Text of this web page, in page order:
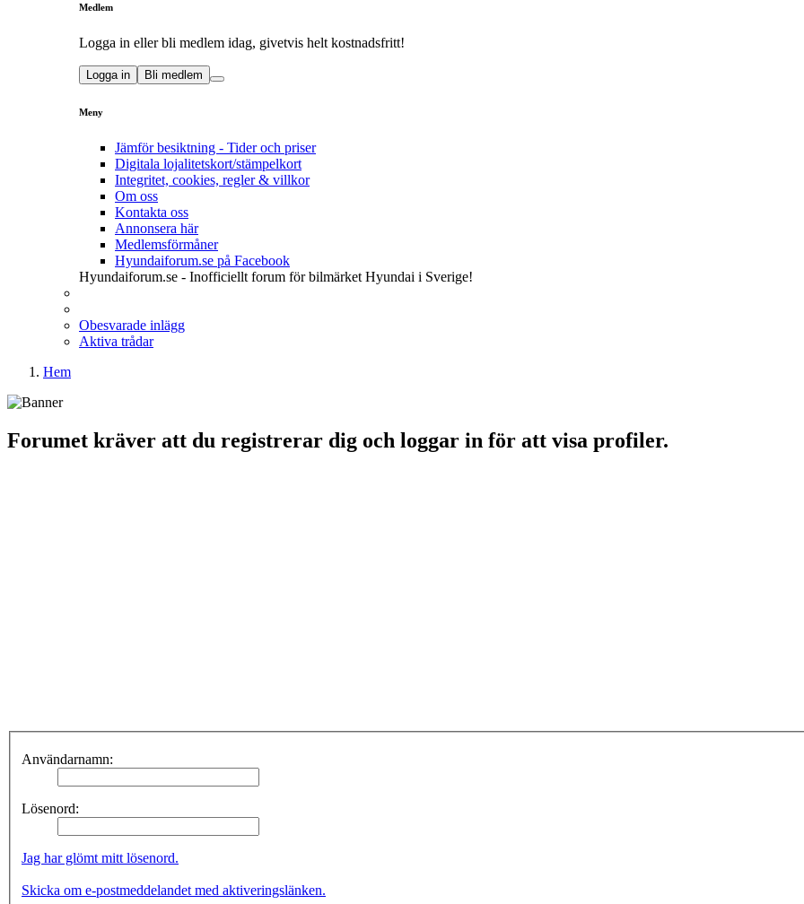
Medlem
Logga in eller bli medlem idag, givetvis helt kostnadsfritt!
Logga in Bli medlem
Meny
Jämför besiktning - Tider och priser
Digitala lojalitetskort/stämpelkort
Integritet, cookies, regler & villkor
Om oss
Kontakta oss
Annonsera här
Medlemsförmåner
Hyundaiforum.se på Facebook
Hyundaiforum.se - Inofficiellt forum för bilmärket Hyundai i Sverige!
Obesvarade inlägg
Aktiva trådar
Hem
Forumet kräver att du registrerar dig och loggar in för att visa profiler.
Användarnamn:
Lösenord:
Jag har glömt mitt lösenord.
Skicka om e-postmeddelandet med aktiveringslänken.